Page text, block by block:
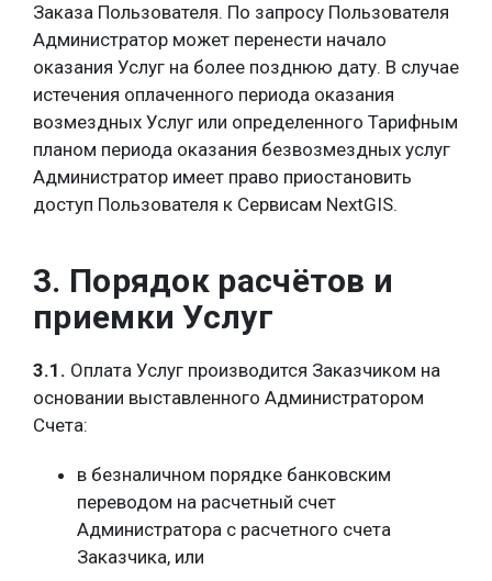
Заказа Пользователя. По запросу Пользователя
Администратор может перенести начало
оказания Услуг на более позднюю дату. В случае
истечения оплаченного периода оказания
возмездных Услуг или определенного Тарифным
планом периода оказания безвозмездных услуг
Администратор имеет право приостановить
доступ Пользователя к Сервисам NextGIS.
3. Порядок расчётов и
приемки Услуг
3.1. Оплата Услуг производится Заказчиком на
основании выставленного Администратором
Счета:
в безналичном порядке банковским
переводом на расчетный счет
Администратора с расчетного счета
Заказчика, или